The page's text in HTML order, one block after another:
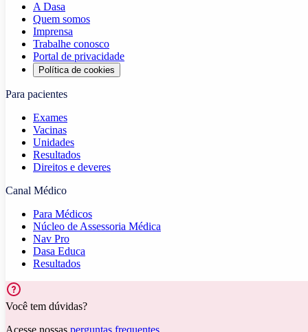
A Dasa
Quem somos
Imprensa
Trabalhe conosco
Portal de privacidade
Política de cookies
Para pacientes
Exames
Vacinas
Unidades
Resultados
Direitos e deveres
Canal Médico
Para Médicos
Núcleo de Assessoria Médica
Nav Pro
Dasa Educa
Resultados
Você tem dúvidas?